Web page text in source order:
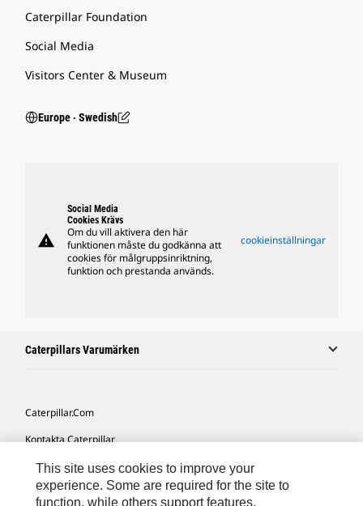
Caterpillar Foundation
Social Media
Visitors Center & Museum
Europe ‧ Swedish
warning
Social Media
Cookies Krävs
Om du vill aktivera den här
funktionen måste du godkänna att
cookies för målgruppsinriktning,
funktion och prestanda används.
cookieinställningar
Caterpillars Varumärken
Caterpillar.com
Kontakta Caterpillar
Mina Marknadsföringspreferenser
Platskarta
This site uses cookies to improve your
experience. Some are required for the site to
function, while others support features,